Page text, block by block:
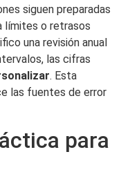
siguen preparadas
límites o retrasos
una revisión anual
las cifras
. Esta
las fuentes de error
para